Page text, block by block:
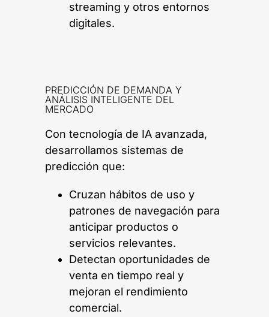
streaming y otros entornos
digitales.
PREDICCIÓN DE DEMANDA Y
ANÁLISIS INTELIGENTE DEL
MERCADO
Con tecnología de IA avanzada,
desarrollamos sistemas de
predicción que:
Cruzan hábitos de uso y
patrones de navegación para
anticipar productos o
servicios relevantes.
Detectan oportunidades de
venta en tiempo real y
mejoran el rendimiento
comercial.